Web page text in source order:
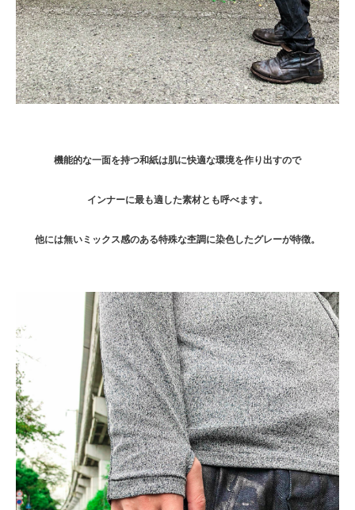
機能的な一面を持つ和紙は肌に快適な環境を作り出すので
インナーに最も適した素材とも呼べます。
他には無いミックス感のある特殊な杢調に染色したグレーが特徴。